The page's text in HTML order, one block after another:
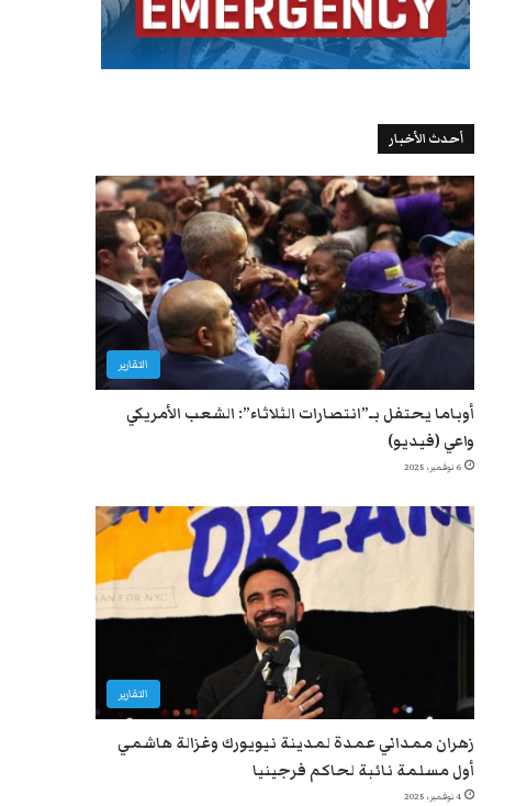
أحدث الأخبار
التقارير
أوباما يحتفل بـ”انتصارات الثلاثاء”: الشعب الأمريكي
واعي (فيديو)
6 نوفمبر، 2025
التقارير
زهران ممداني عمدة لمدينة نيويورك وغزالة هاشمي
أول مسلمة نائبة لحاكم فرجينيا
4 نوفمبر، 2025